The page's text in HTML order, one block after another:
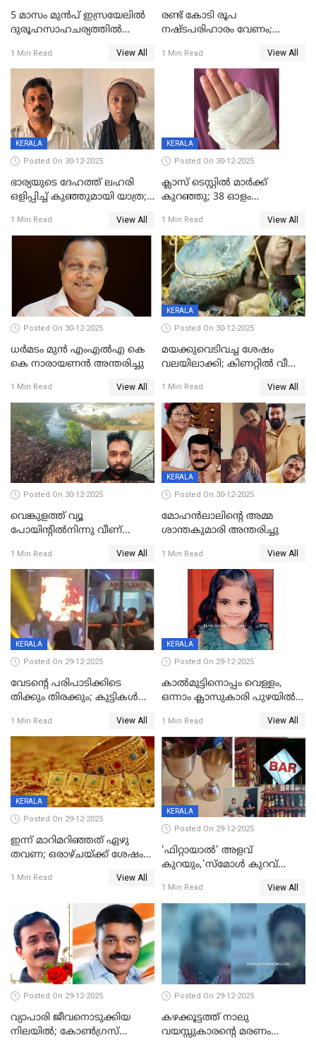
5 മാസം മുൻപ് ഇസ്രയേലിൽ
ദുരൂഹസാഹചര്യത്തിൽ
മലയാളി യുവാവിന്റെ ഭാര്യയും
മരിച്ചു
1 Min Read View All
രണ്ട് കോടി രൂപ
നഷ്ടപരിഹാരം വേണം;
നോട്ടീസയച്ച് ഉമാ തോമസ്
1 Min Read View All
KERALA
Posted On 30-12-2025
ഭാര്യയുടെ ദേഹത്ത് ലഹരി
ഒളിപ്പിച്ച് കുഞ്ഞുമായി യാത്ര;
പിടികൂടി പൊലീസ്
1 Min Read View All
KERALA
Posted On 30-12-2025
ക്ലാസ് ടെസ്റ്റിൽ മാർക്ക്
കുറഞ്ഞു; 38 ഓളം
സെന്ററിലെ അധ്യാപകന്‍
മർദിച്ചതായി പരാതി
1 Min Read View All
Posted On 30-12-2025
ധർമടം മുൻ എംഎല്‍എ കെ
കെ നാരായണന്‍ അന്തരിച്ചു
1 Min Read View All
KERALA
Posted On 30-12-2025
മയക്കുവെടിവച്ച ശേഷം
വലയിലാക്കി; കിണറ്റിൽ വീണ
1 Min Read View All
Posted On 30-12-2025
വെങ്കുളത്ത് വ്യൂ
പോയിന്റിൽനിന്നു വീണ്
1 Min Read View All
KERALA
Posted On 30-12-2025
മോഹന്‍ലാലിന്‍റെ അമ്മ
ശാന്തകുമാരി അന്തരിച്ചു
1 Min Read View All
KERALA
Posted On 29-12-2025
വേടന്റെ പരിപാടിക്കിടെ
തിക്കും തിരക്കും; കുട്ടികള്‍
പരിക്ക്; പാളം മറികടന്ന
യുവാവ് ട്രെയിന്‍ തട്ടി മരിച്ചു
1 Min Read View All
KERALA
Posted On 29-12-2025
കാൽമുട്ടിനൊപ്പം വെള്ളം,
ഒന്നാം ക്ലാസുകാരി പുഴയിൽ
കുട്ടികൾക്കൊപ്പം
കളിക്കുന്നതിനിടെ
1 Min Read View All
KERALA
Posted On 29-12-2025
ഇന്ന് മാറിമറിഞ്ഞത് ഏഴു
തവണ; ഒരാഴ്ചയ്ക്ക് ശേഷം
1 Min Read View All
KERALA
Posted On 29-12-2025
'ഫിറ്റായാൽ' അളവ്
കുറയും,'സ്‌മോൾ കുറവ്
പിഴ
1 Min Read View All
Posted On 29-12-2025
വ്യാപാരി ജീവനൊടുക്കിയ
നിലയില്‍; കോണ്‍ഗ്രസ്
Posted On 29-12-2025
കഴക്കൂട്ടത്ത് നാലു
വയസ്സുകാരന്റെ മരണം